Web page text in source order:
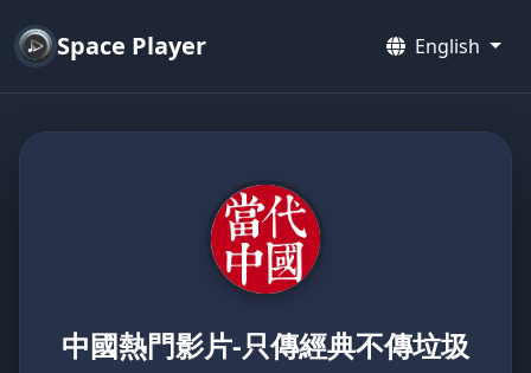
Space Player English
中國熱門影片-只傳經典不傳垃圾